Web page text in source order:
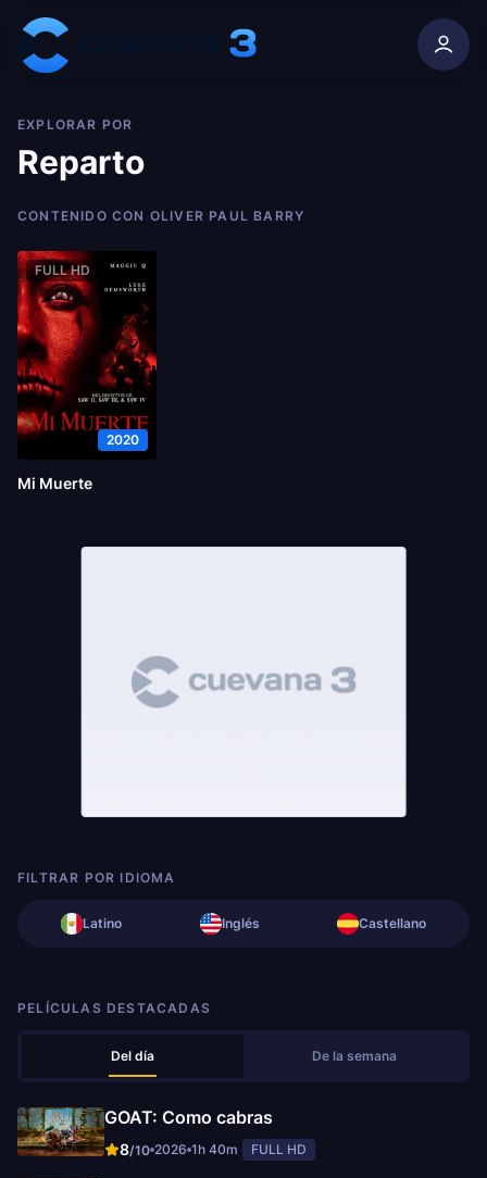
EXPLORAR POR
Reparto
CONTENIDO CON OLIVER PAUL BARRY
FULL HD
2020
Mi Muerte
FILTRAR POR IDIOMA
Latino Inglés Castellano
PELÍCULAS DESTACADAS
Del día De la semana
GOAT: Como cabras
8/10 2026 1h 40m FULL HD